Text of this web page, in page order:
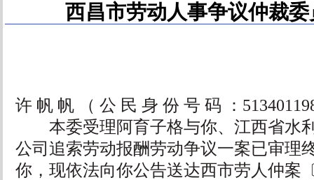
西昌市劳动人事争议仲裁
许 帆 帆 （ 公 民 身 份 号 码 ：
本委受理阿育子格与你、江西省水
公司追索劳动报酬劳动争议一案已审理
你，现依法向你公告送达西市劳人仲案